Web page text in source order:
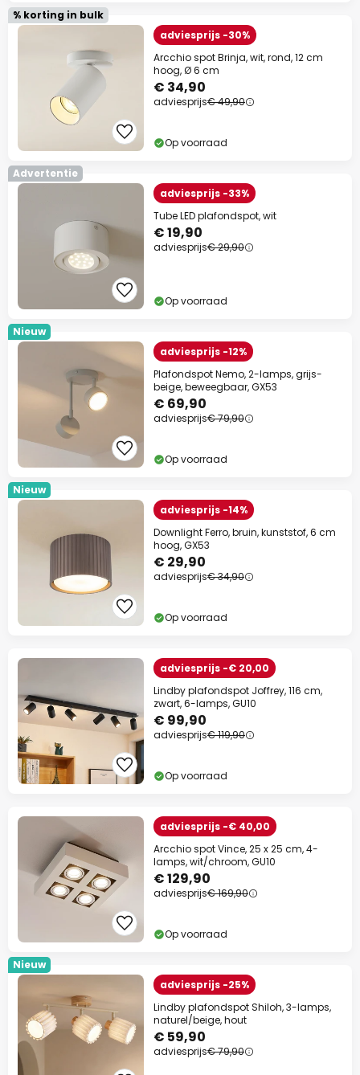
% korting in bulk
adviesprijs -30%
Arcchio spot Brinja, wit, rond, 12 cm
hoog, Ø 6 cm
€ 34,90
adviesprijs€ 49,90
Op voorraad
Advertentie
adviesprijs -33%
Tube LED plafondspot, wit
€ 19,90
adviesprijs€ 29,90
Op voorraad
Nieuw
adviesprijs -12%
Plafondspot Nemo, 2-lamps, grijs-
beige, beweegbaar, GX53
€ 69,90
adviesprijs€ 79,90
Op voorraad
Nieuw
adviesprijs -14%
Downlight Ferro, bruin, kunststof, 6 cm
hoog, GX53
€ 29,90
adviesprijs€ 34,90
Op voorraad
adviesprijs -€ 20,00
Lindby plafondspot Joffrey, 116 cm,
zwart, 6-lamps, GU10
€ 99,90
adviesprijs€ 119,90
Op voorraad
adviesprijs -€ 40,00
Arcchio spot Vince, 25 x 25 cm, 4-
lamps, wit/chroom, GU10
€ 129,90
adviesprijs€ 169,90
Op voorraad
Nieuw
adviesprijs -25%
Lindby plafondspot Shiloh, 3-lamps,
naturel/beige, hout
€ 59,90
adviesprijs€ 79,90